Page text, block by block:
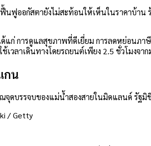
นฟูออกัสตายังไม่สะท้อนให้เห็นในราคาบ้า
ก่ การดูแลสุขภาพที่ดีเยี่ยม การลดหย่อนภา
ช้เวลาเดินทางโดยรถยนต์เพียง 2.5 ชั่วโมงจ
กน
จุดบรรจบของแม่น้ำสองสายในมิดแลนด์ รัฐ
/ Getty